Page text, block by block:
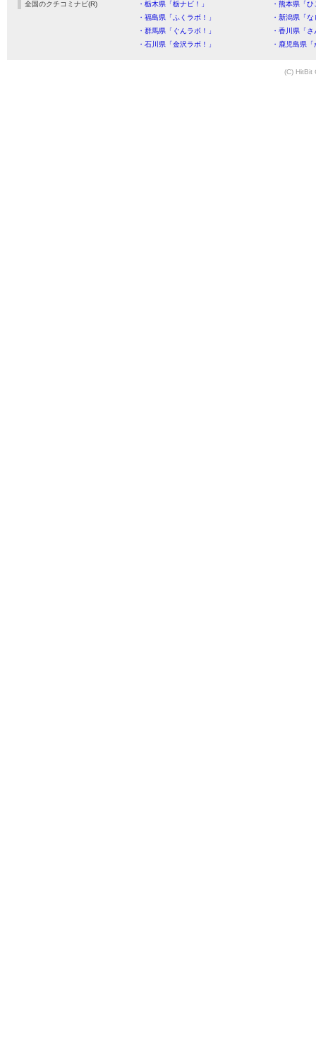
全国のクチコミナビ(R) ・栃木県「栃ナビ！」
・熊本県「
・福島県「ふくラボ！」
・新潟県「
・群馬県「ぐんラボ！」
・香川県「
・石川県「金沢ラボ！」
・鹿児島県
(C) HitBit